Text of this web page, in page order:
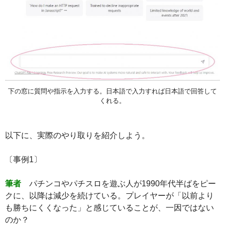
下の窓に質問や指示を入力する。日本語で入力すれば日本語で回答して
くれる。
以下に、実際のやり取りを紹介しよう。
〔事例1〕
筆者 パチンコやパチスロを遊ぶ人が1990年代半ばをピー
クに、以降は減少を続けている。プレイヤーが「以前より
も勝ちにくくなった」と感じていることが、一因ではない
のか？